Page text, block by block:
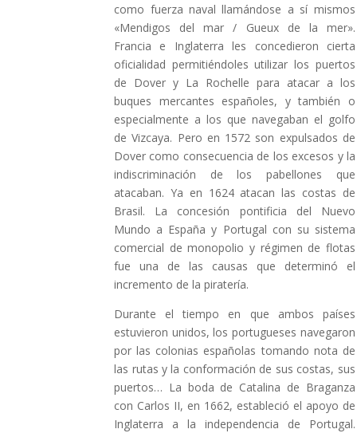
como fuerza naval llamándose a sí mismos
«Mendigos del mar / Gueux de la mer».
Francia e Inglaterra les concedieron cierta
oficialidad permitiéndoles utilizar los puertos
de Dover y La Rochelle para atacar a los
buques mercantes españoles, y también o
especialmente a los que navegaban el golfo
de Vizcaya. Pero en 1572 son expulsados de
Dover como consecuencia de los excesos y la
indiscriminación de los pabellones que
atacaban. Ya en 1624 atacan las costas de
Brasil. La concesión pontificia del Nuevo
Mundo a España y Portugal con su sistema
comercial de monopolio y régimen de flotas
fue una de las causas que determinó el
incremento de la piratería.
Durante el tiempo en que ambos países
estuvieron unidos, los portugueses navegaron
por las colonias españolas tomando nota de
las rutas y la conformación de sus costas, sus
puertos… La boda de Catalina de Braganza
con Carlos II, en 1662, estableció el apoyo de
Inglaterra a la independencia de Portugal.